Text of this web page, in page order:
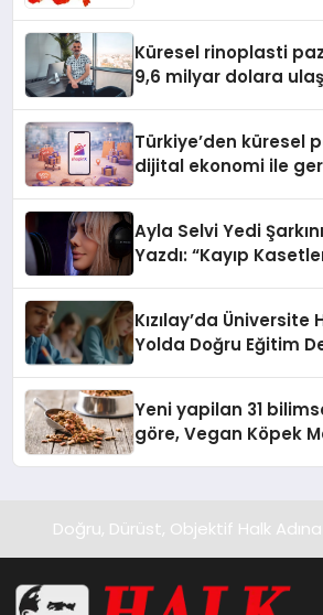
Küresel rinoplasti
9,6 milyar dolara
Türkiye’den küresel
dijital ekonomi ile
Ayla Selvi Yedi
Yazdı: “Kayıp Kasetler
Kızılay’da
Yolda Doğru Eğitim
Yeni yapilan 31
göre, Vegan Köpek
Doğru, Dürüst, Objektif Halk